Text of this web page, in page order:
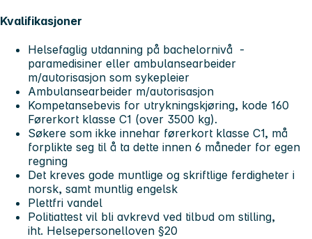
Kvalifikasjoner
Helsefaglig utdanning på bachelornivå -
paramedisiner eller ambulansearbeider
m/autorisasjon som sykepleier
Ambulansearbeider m/autorisasjon
Kompetansebevis for utrykningskjøring, kode 160
Førerkort klasse C1 (over 3500 kg).
Søkere som ikke innehar førerkort klasse C1, må
forplikte seg til å ta dette innen 6 måneder for egen
regning
Det kreves gode muntlige og skriftlige ferdigheter i
norsk, samt muntlig engelsk
Plettfri vandel
Politiattest vil bli avkrevd ved tilbud om stilling,
iht. Helsepersonelloven §20